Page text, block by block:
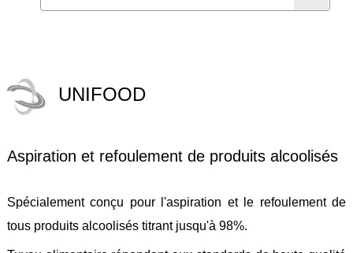
Onduleux
Gaines
Accessoires
Etanchéité
Feuilles
UNIFOOD
Aspiration et refoulement de produits alcoolisés
Spécialement conçu pour l'aspiration et le refoulement de
tous produits alcoolisés titrant jusqu'à 98%.